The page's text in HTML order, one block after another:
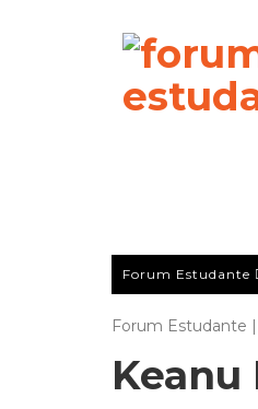
Forum Estudante
Forum Estudante
Keanu